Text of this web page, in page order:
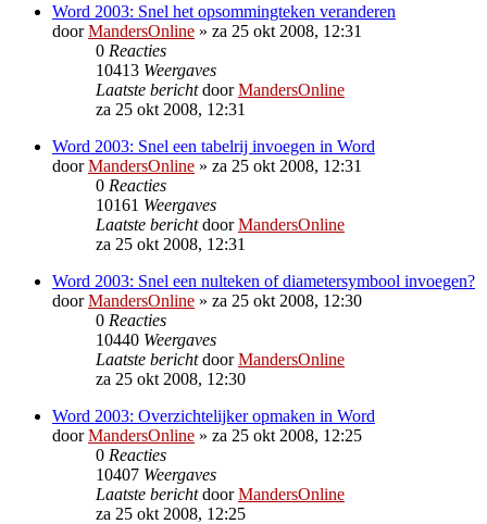
Word 2003: Snel het opsommingteken veranderen
doorMandersOnline » za 25 okt 2008, 12:31
0 Reacties
10413 Weergaves
Laatste berichtdoorMandersOnline
za 25 okt 2008, 12:31
Word 2003: Snel een tabelrij invoegen in Word
doorMandersOnline » za 25 okt 2008, 12:31
0 Reacties
10161 Weergaves
Laatste berichtdoorMandersOnline
za 25 okt 2008, 12:31
Word 2003: Snel een nulteken of diametersymbool invoegen?
doorMandersOnline » za 25 okt 2008, 12:30
0 Reacties
10440 Weergaves
Laatste berichtdoorMandersOnline
za 25 okt 2008, 12:30
Word 2003: Overzichtelijker opmaken in Word
doorMandersOnline » za 25 okt 2008, 12:25
0 Reacties
10407 Weergaves
Laatste berichtdoorMandersOnline
za 25 okt 2008, 12:25